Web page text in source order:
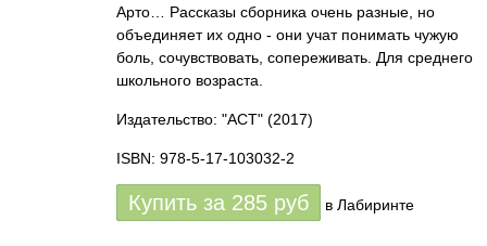
Арто… Рассказы сборника очень разные, но
объединяет их одно - они учат понимать чужую
боль, сочувствовать, сопереживать. Для среднего
школьного возраста.
Издательство: "АСТ" (2017)
ISBN: 978-5-17-103032-2
Купить за 285 руб в Лабиринте